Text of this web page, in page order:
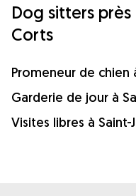
Dog sitters près
Corts
Promeneur de chien
Garderie de jour à
Visites libres à